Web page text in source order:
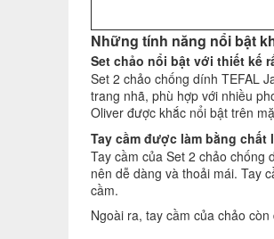
Những tính năng nổi bật
Set chảo nổi bật với thiết kế
Set 2 chảo chống dính TEFAL
trang nhã, phù hợp với nhiều
Oliver được khắc nổi bật trên
Tay cầm được làm bằng
Tay cầm của Set 2 chảo chống
nên dễ dàng và thoải mái. Tay
cầm.
Ngoài ra, tay cầm của chảo